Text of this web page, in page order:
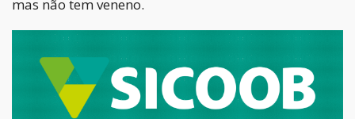
mas não tem veneno.